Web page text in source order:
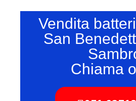
Vendita
San
Chiama